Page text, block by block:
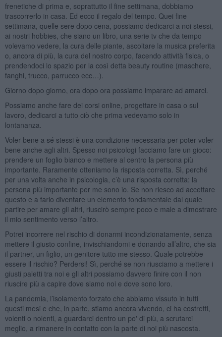
frenetiche di prima e, soprattutto il fine settimana, dobbiamo
trascorrerlo in casa. Ed ecco il regalo del tempo. Quei fine
settimana, quelle sere dopo cena, possiamo dedicarci a noi stessi,
ai nostri hobbies, che siano un libro, una serie tv che da tempo
volevamo vedere, la cura delle piante, ascoltare la musica preferita
o, ancora di più, la cura del nostro corpo, facendo attività fisica, o
prendendoci lo spazio per la così detta beauty routine (maschere,
fanghi, trucco, parrucco ecc…).
Giorno dopo giorno, ora dopo ora possiamo imparare ad amarci.
Possiamo anche fare dei corsi online, progettare in casa o sul
lavoro, dedicarci a tutto ciò che prima vedevamo solo in
lontananza.
Voler bene a sé stessi è una condizione necessaria per poter voler
bene anche agli altri. Spesso noi psicologi facciamo fare un gioco:
prendere un foglio bianco e mettere al centro la persona più
importante. Raramente otteniamo la risposta corretta. Sì, perché
per una volta anche in psicologia, c’è una risposta corretta: la
persona più importante per me sono io. Se non riesco ad accettare
questo e a farlo diventare un elemento fondamentale dal quale
partire per amare gli altri, riuscirò sempre poco e male a dimostrare
il mio sentimento verso l’altro.
Potrei incorrere nel rischio di donarmi incondizionatamente, senza
mettere il giusto confine, invischiandomi e donando all’altro, che sia
il partner, un figlio, un genitore tutto me stesso. Quale potrebbe
essere il rischio? Perdersi! Sì, perché se non riusciamo a mettere i
giusti paletti tra noi e gli altri possiamo davvero finire con il non
riuscire più a capire dove siamo noi e dove sono loro.
La pandemia, l’isolamento forzato che abbiamo vissuto in tutti
questi mesi e che, in parte, stiamo ancora vivendo, ci ha costretti,
volenti o nolenti, a guardarci dentro un po' di più, a scrutarci
meglio, a rimanere in contatto con la parte di noi più nascosta.